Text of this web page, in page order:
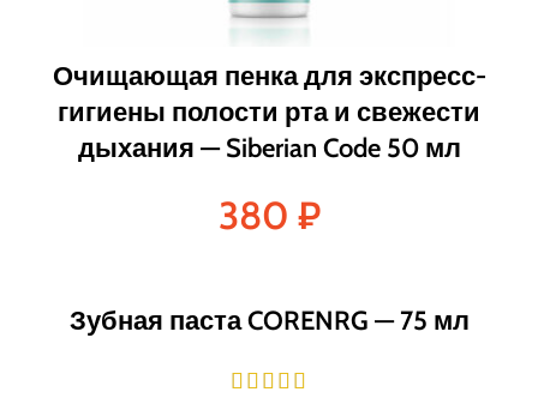
Очищающая пенка для экспресс-
гигиены полости рта и свежести
дыхания — Siberian Code 50 мл
380 ₽
Зубная паста CORENRG — 75 мл